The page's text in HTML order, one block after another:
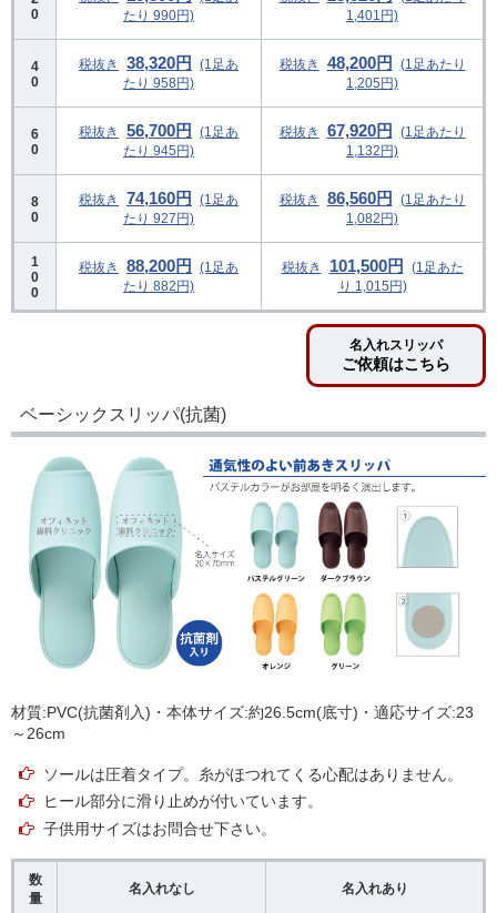
0
たり 990円)
1,401円)
4
0
税抜き 38,320円
(1足あ
たり 958円)
税抜き 48,200円
(1足あたり
1,205円)
6
0
税抜き 56,700円
(1足あ
たり 945円)
税抜き 67,920円
(1足あたり
1,132円)
8
0
税抜き 74,160円
(1足あ
たり 927円)
税抜き 86,560円
(1足あたり
1,082円)
1
0
0
税抜き 88,200円
(1足あ
たり 882円)
税抜き 101,500円
(1足あた
り 1,015円)
名入れスリッパ
ご依頼はこちら
ベーシックスリッパ(抗菌)
材質:PVC(抗菌剤入)・本体サイズ:約26.5cm(底寸)・適応サイズ:23
～26cm
ソールは圧着タイプ。糸がほつれてくる心配はありません。
ヒール部分に滑り止めが付いています。
子供用サイズはお問合せ下さい。
数
量
名入れなし 名入れあり